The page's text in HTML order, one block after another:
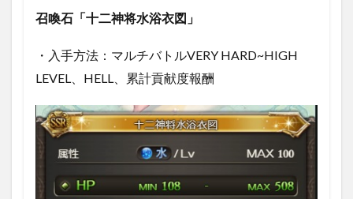
召喚石「十二神将水浴衣図」
・入手方法：マルチバトルVERY HARD~HIGH
LEVEL、HELL、累計貢献度報酬